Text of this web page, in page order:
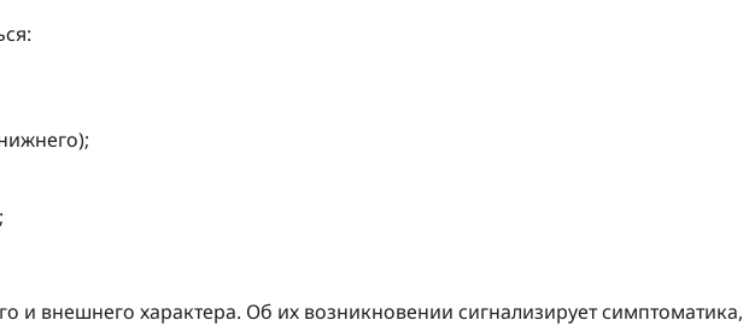
и внешнего характера. Об их возникновении сигнализирует симптоматика,